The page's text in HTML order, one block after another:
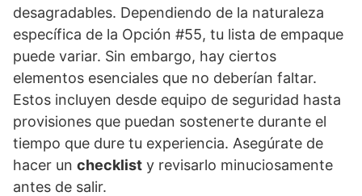
desagradables. Dependiendo de la naturaleza
específica de la Opción #55, tu lista de empaque
puede variar. Sin embargo, hay ciertos
elementos esenciales que no deberían faltar.
Estos incluyen desde equipo de seguridad hasta
provisiones que puedan sostenerte durante el
tiempo que dure tu experiencia. Asegúrate de
hacer un checklist y revisarlo minuciosamente
antes de salir.